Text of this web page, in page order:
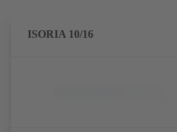
ISORIA 10/16